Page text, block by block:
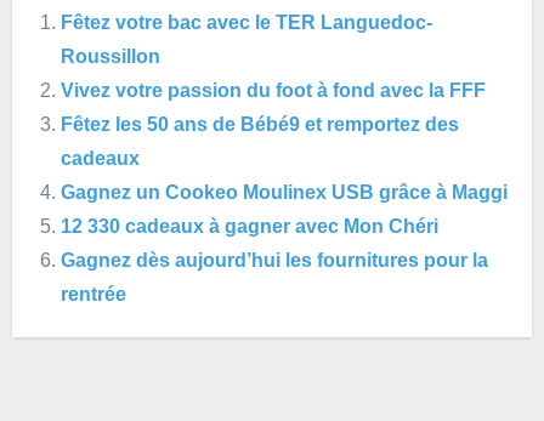
Fêtez votre bac avec le TER Languedoc-
Roussillon
Vivez votre passion du foot à fond avec la FFF
Fêtez les 50 ans de Bébé9 et remportez des
cadeaux
Gagnez un Cookeo Moulinex USB grâce à Maggi
12 330 cadeaux à gagner avec Mon Chéri
Gagnez dès aujourd’hui les fournitures pour la
rentrée